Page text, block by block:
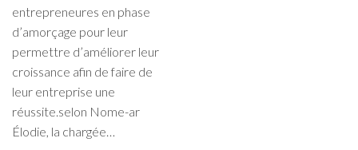
entrepreneures en phase
d’amorçage pour leur
permettre d’améliorer leur
croissance afin de faire de
leur entreprise une
réussite.selon Nome-ar
Élodie, la chargée…